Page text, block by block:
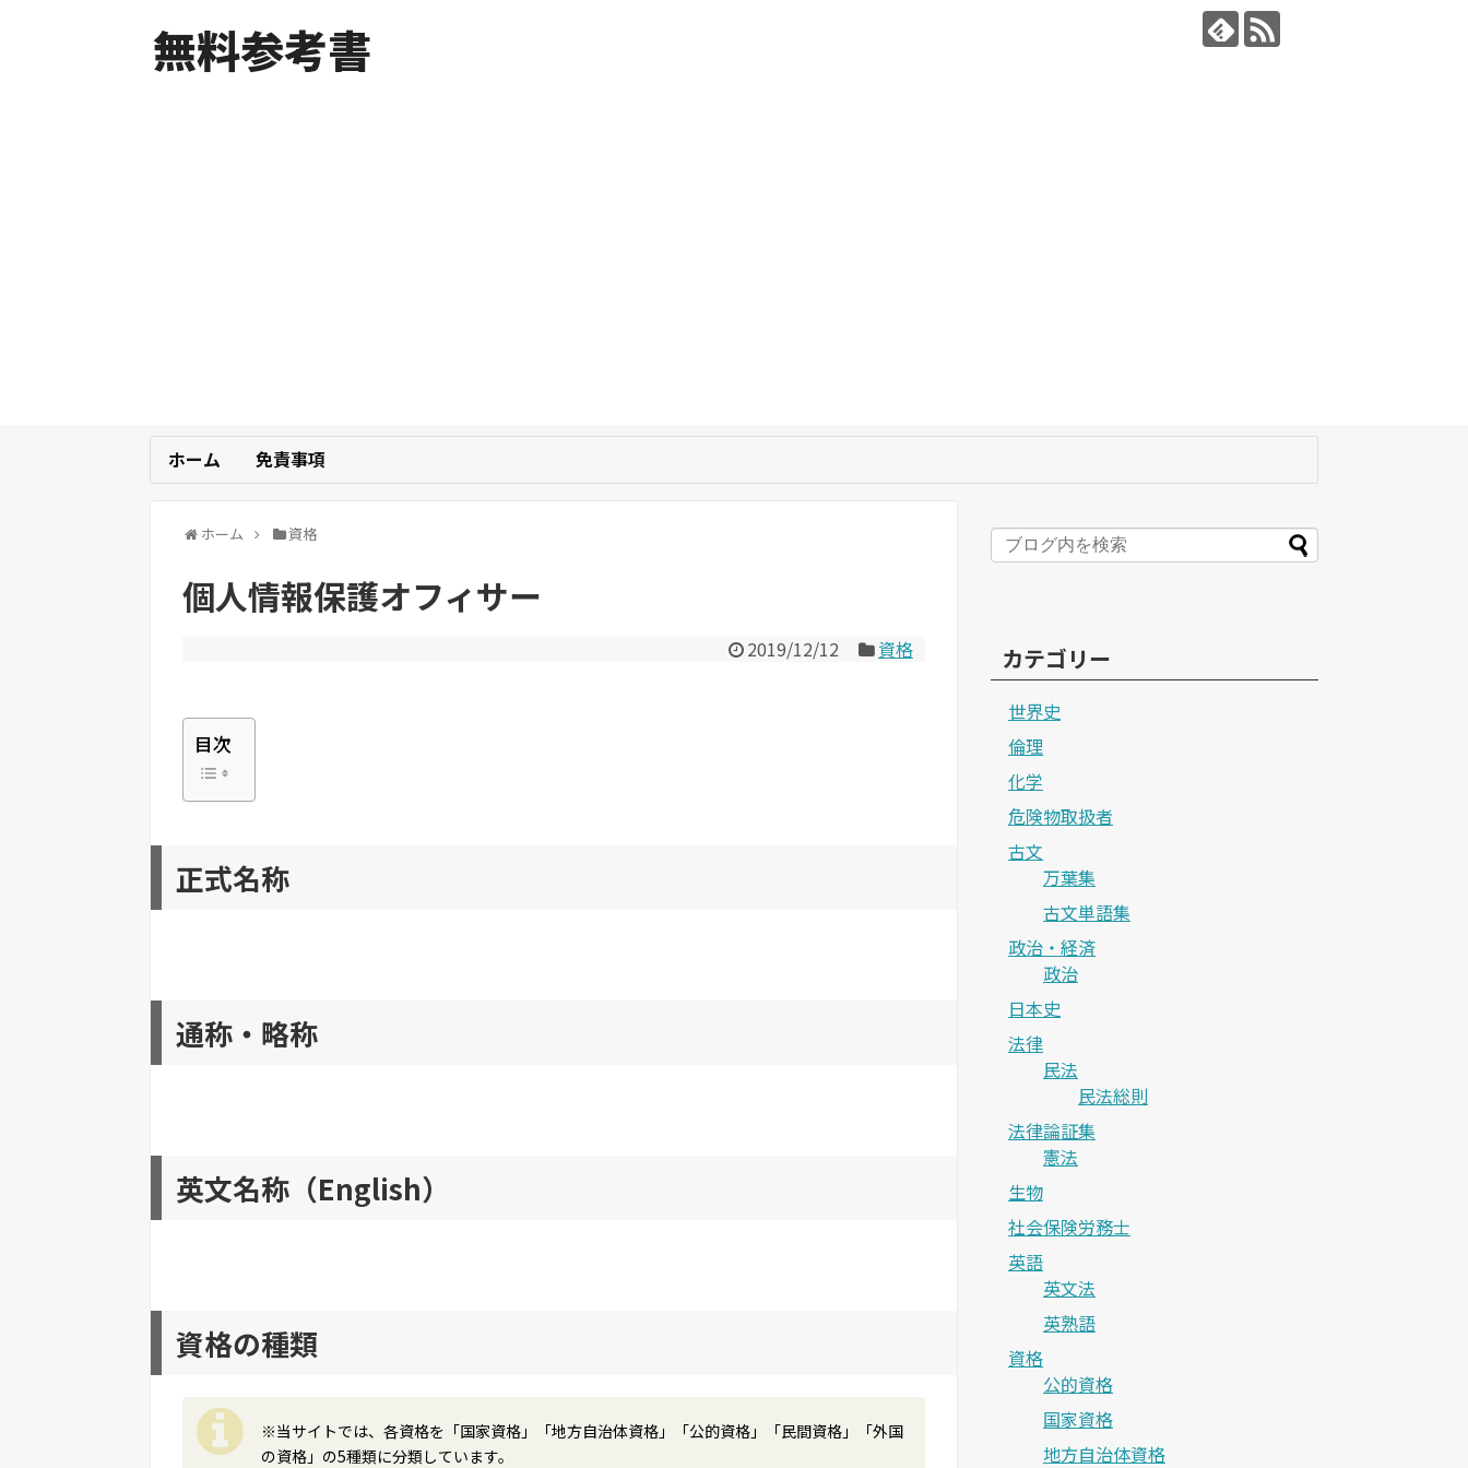
無料参考書
ホーム 免責事項
ホーム 資格
個人情報保護オフィサー
2019/12/12 資格
目次
正式名称
通称・略称
英文名称（English）
資格の種類
※当サイトでは、各資格を「国家資格」「地方自治体資格」「公的資格」「民間資格」「外国
の資格」の5種類に分類しています。
カテゴリー
世界史
倫理
化学
危険物取扱者
古文
万葉集
古文単語集
政治・経済
政治
日本史
法律
民法
民法総則
法律論証集
憲法
生物
社会保険労務士
英語
英文法
英熟語
資格
公的資格
国家資格
地方自治体資格